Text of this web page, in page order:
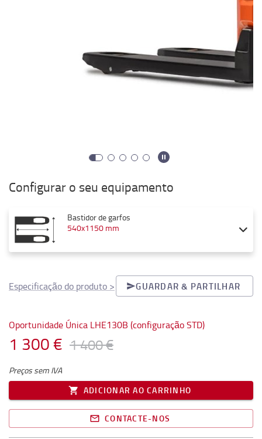
Configurar o seu equipamento
Bastidor de garfos
540x1150 mm
Especificação do produto > GUARDAR & PARTILHAR
Oportunidade Única LHE130B (configuração STD)
1 300 € 1 400 €
Preços sem IVA
ADICIONAR AO CARRINHO
CONTACTE-NOS